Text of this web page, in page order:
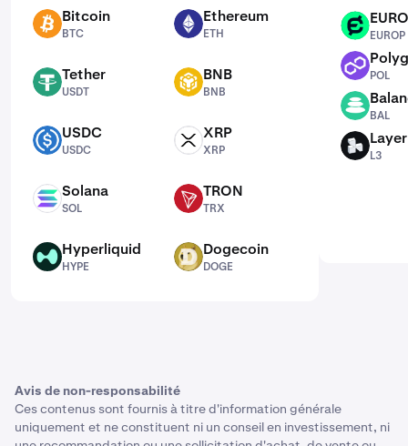
BTC Bitcoin
BTC
ETH Ethereum
ETH
USDT Tether
USDT
BNB BNB
BNB
USDC USDC
USDC
XRP XRP
XRP
SOL Solana
SOL
TRX TRON
TRX
HYPE Hyperliquid
HYPE
DOGE Dogecoin
DOGE
EUROP
EUROP
POL
POL
BAL
BAL
L3
L3
Avis de non-responsabilité
Ces contenus sont fournis à titre d'information générale
uniquement et ne constituent ni un conseil en investissement, ni